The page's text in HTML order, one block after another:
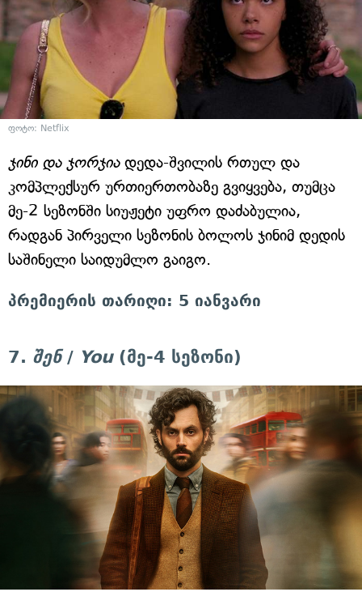
ფოტო: Netflix
ჯინი და ჯორჯიადედა-შვილის რთულ და
კომპლექსურ ურთიერთობაზე გვიყვება, თუმცა
მე-2 სეზონში სიუჟეტი უფრო დაძაბულია,
რადგან პირველი სეზონის ბოლოს ჯინიმ დედის
საშინელი საიდუმლო გაიგო.
პრემიერის თარიღი: 5 იანვარი
7. შენ/ You(მე-4 სეზონი)